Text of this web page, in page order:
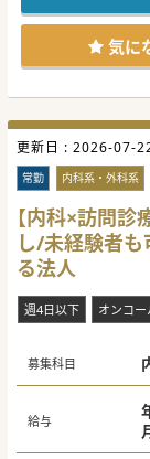
#秋入職可
気に
更新日 : 2026-07-
常勤 内科系・外科系
【内科×訪問
し/未経験者
る法人
週4日以下 オンコー
募集科目
給与